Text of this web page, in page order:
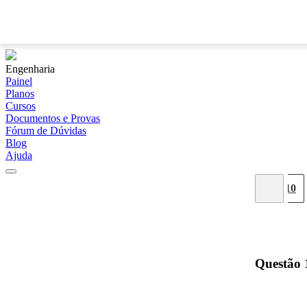
Engenharia
Painel
Planos
Cursos
Documentos e Provas
Fórum de Dúvidas
Blog
Ajuda
10
Questão